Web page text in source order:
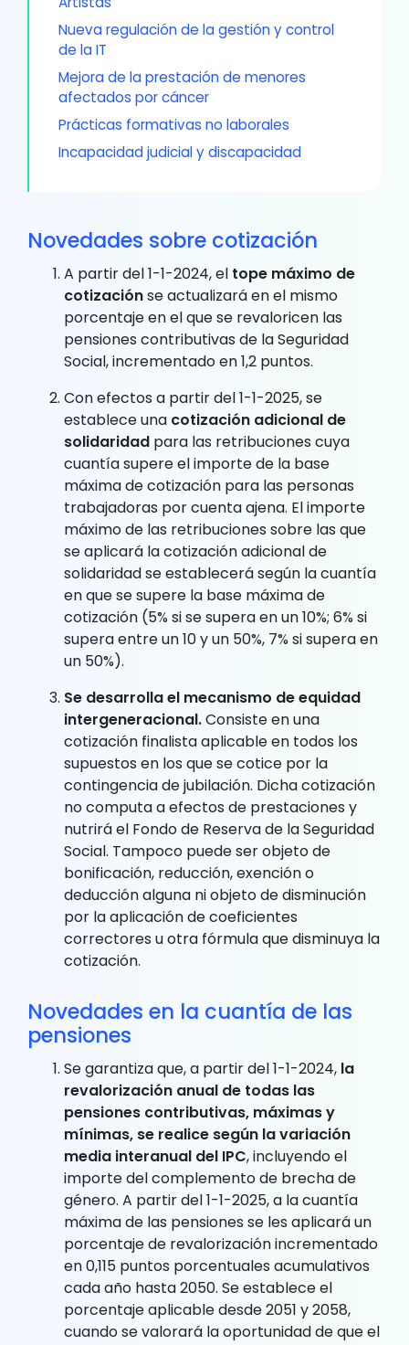
Nueva regulación de la gestión y control
de la IT
Mejora de la prestación de menores
afectados por cáncer
Prácticas formativas no laborales
Incapacidad judicial y discapacidad
Novedades sobre cotización
A partir del 1-1-2024, el tope máximo de
cotizaciónse actualizará en el mismo
porcentaje en el que se revaloricen las
pensiones contributivas de la Seguridad
Social, incrementado en 1,2 puntos.
Con efectos a partir del 1-1-2025, se
establece una cotización adicional de
solidaridad para las retribuciones cuya
cuantía supere el importe de la base
máxima de cotización para las personas
trabajadoras por cuenta ajena. El importe
máximo de las retribuciones sobre las que
se aplicará la cotización adicional de
solidaridad se establecerá según la cuantía
en que se supere la base máxima de
cotización (5% si se supera en un 10%; 6% si
supera entre un 10 y un 50%, 7% si supera en
un 50%).
Se desarrolla el mecanismo de equidad
intergeneracional.Consiste en una
cotización finalista aplicable en todos los
supuestos en los que se cotice por la
contingencia de jubilación. Dicha cotización
no computa a efectos de prestaciones y
nutrirá el Fondo de Reserva de la Seguridad
Social. Tampoco puede ser objeto de
bonificación, reducción, exención o
deducción alguna ni objeto de disminución
por la aplicación de coeficientes
correctores u otra fórmula que disminuya la
cotización.
Novedades en la cuantía de las
pensiones
Se garantiza que, a partir del 1-1-2024, la
revalorización anual de todas las
pensiones contributivas, máximas y
mínimas, se realice según la variación
media interanual del IPC, incluyendo el
importe del complemento de brecha de
género. A partir del 1-1-2025, a la cuantía
máxima de las pensiones se les aplicará un
porcentaje de revalorización incrementado
en 0,115 puntos porcentuales acumulativos
cada año hasta 2050. Se establece el
porcentaje aplicable desde 2051 y 2058,
cuando se valorará la oportunidad de que el